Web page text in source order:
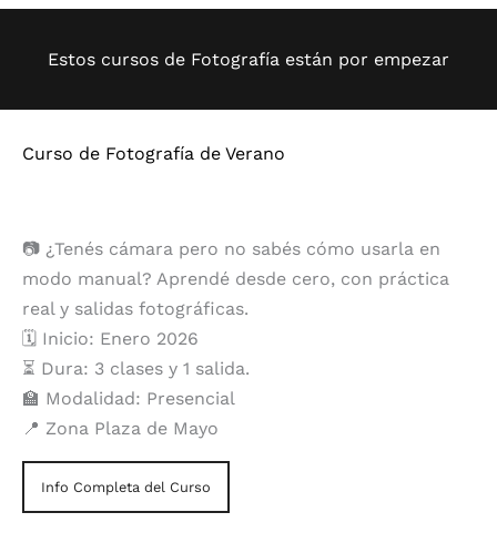
Estos cursos de Fotografía están por empezar
Curso de Fotografía de Verano
📷 ¿Tenés cámara pero no sabés cómo usarla en
modo manual? Aprendé desde cero, con práctica
real y salidas fotográficas.
🗓️ Inicio: Enero 2026
⏳ Dura: 3 clases y 1 salida.
🏫 Modalidad: Presencial
📍 Zona Plaza de Mayo
Info Completa del Curso